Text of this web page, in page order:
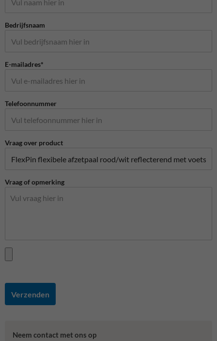
Bedrijfsnaam
E-mailadres*
Telefoonnummer
Vraag over product
Vraag of opmerking
Verzenden
Neem contact met ons op